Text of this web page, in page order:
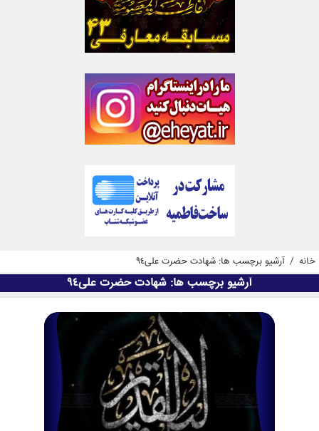
خانه / آرشیو برچسب ها: شهادت حضرت علی94
آرشیو برچسب ها: شهادت حضرت علی94